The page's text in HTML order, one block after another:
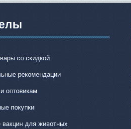
со скидкой
рекомендации
оптовикам
покупки
вакцин для животных